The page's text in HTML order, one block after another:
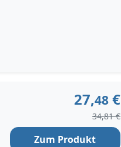
27,48€
34,81 €
Zum Produkt